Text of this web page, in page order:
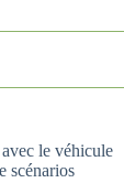
le véhicule
scénarios